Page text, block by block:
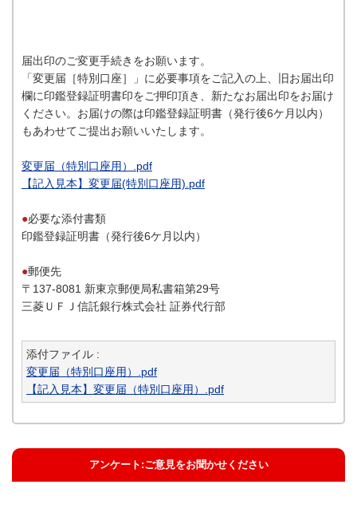
届出印のご変更手続きをお願います。
「変更届［特別口座］」に必要事項をご記入の上、旧お届出印
欄に印鑑登録証明書印をご押印頂き、新たなお届出印をお届け
ください。お届けの際は印鑑登録証明書（発行後6ケ月以内）
もあわせてご提出お願いいたします。
変更届（特別口座用）.pdf
【記入見本】変更届(特別口座用).pdf
●必要な添付書類
印鑑登録証明書（発行後6ケ月以内）
●郵便先
〒137-8081 新東京郵便局私書箱第29号
三菱ＵＦＪ信託銀行株式会社 証券代行部
添付ファイル :
変更届（特別口座用）.pdf
【記入見本】変更届（特別口座用）.pdf
アンケート:ご意見をお聞かせください